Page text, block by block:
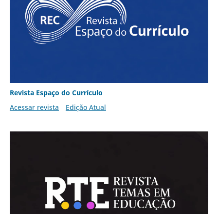
Revista Espaço do Currículo
Acessar revista
Edição Atual